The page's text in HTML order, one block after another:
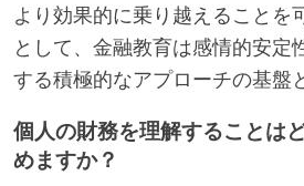
より効果的に乗り越えることを
として、金融教育は感情的安定
する積極的なアプローチの基盤
個人の財務を理解することは
めますか？